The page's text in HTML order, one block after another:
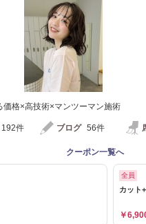
格×高技術×マンツーマン施術
192件 ブログ 56件
クーポン一覧へ
全員
カット
￥